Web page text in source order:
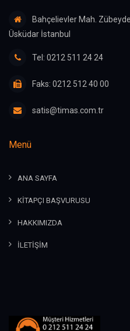
Bahçelievler Mah.
Üsküdar İstanbul
Tel: 0212 511 24 24
Faks: 0212 512 40 00
satis@timas.com.tr
Menü
ANA SAYFA
KİTAPÇI BAŞVURUSU
HAKKIMIZDA
İLETİŞİM